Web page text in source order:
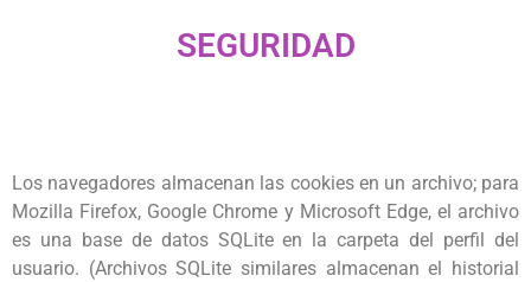
SEGURIDAD
Los navegadores almacenan las cookies en un archivo; para
Mozilla Firefox, Google Chrome y Microsoft Edge, el archivo
es una base de datos SQLite en la carpeta del perfil del
usuario. (Archivos SQLite similares almacenan el historial